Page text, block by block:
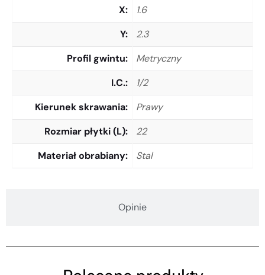
Opinie
X
1.6
Y
2.3
Profil gwintu
Metryczny
I.C.
1/2
Kierunek skrawania
Prawy
Rozmiar płytki (L)
22
Materiał obrabiany
Stal